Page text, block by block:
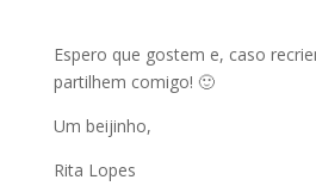
Espero que gostem e, caso
partilhem comigo! 🙂
Um beijinho,
Rita Lopes